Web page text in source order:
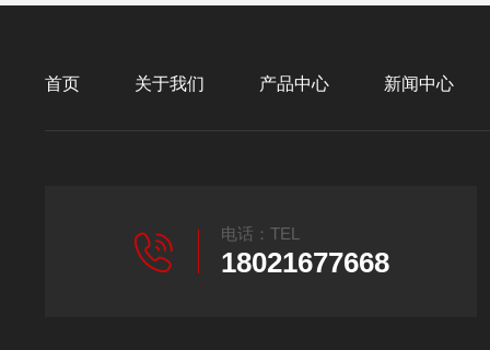
首页 关于我们 产品中心 新闻中心
电话：TEL
18021677668